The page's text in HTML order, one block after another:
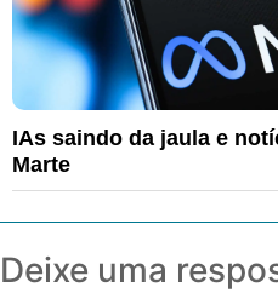
IAs saindo da jaula e
Marte
Deixe uma